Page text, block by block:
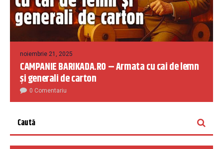
noiembrie 21, 2025
CAMPANIE BARIKADA.RO – Armata cu cai de lemn
și generali de carton
0 Comentariu